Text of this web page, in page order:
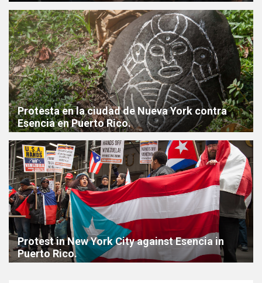
Protesta en la ciudad de Nueva York contra
Esencia en Puerto Rico.
Protest in New York City against Esencia in
Puerto Rico.